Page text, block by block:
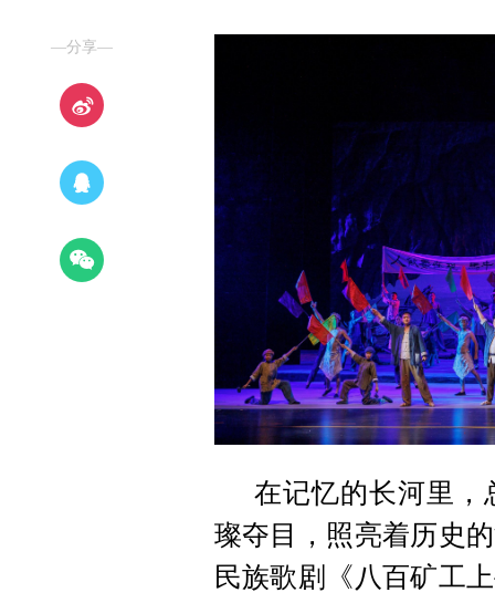
—分享—
在记忆的长河里，
璨夺目，照亮着历史
民族歌剧《八百矿工